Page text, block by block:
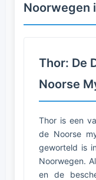
Noorwegen
Thor: De
Noorse
Thor is een
de Noorse
geworteld is
Noorwegen.
en de